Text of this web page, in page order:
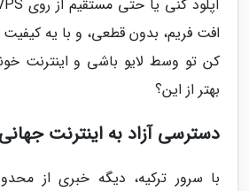
افت فریم، بدون قطعی، و با یه
کن تو وسط لایو باشی و اینترنت
بهتر از این؟
دسترسی آزاد به اینترنت جهانی
با سرور ترکیه، دیگه خبری از